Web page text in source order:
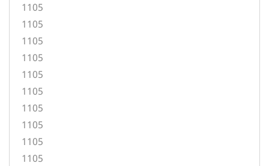
1105
1105
1105
1105
1105
1105
1105
1105
1105
1105